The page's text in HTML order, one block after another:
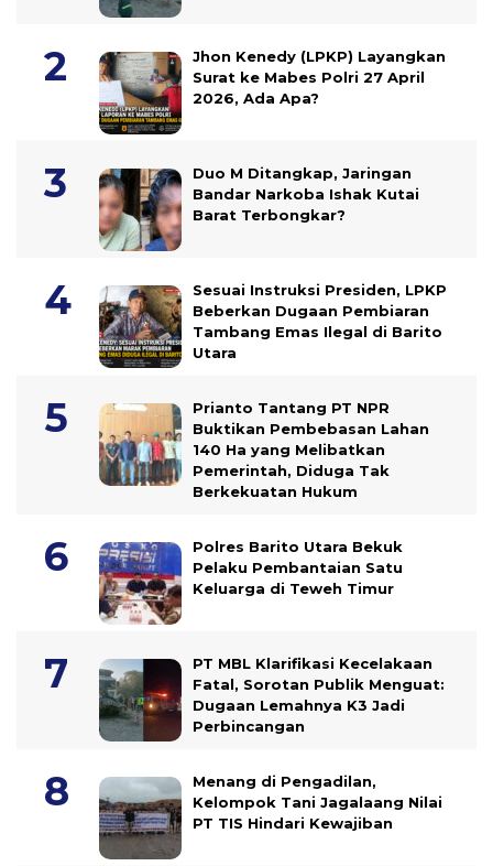
Jhon Kenedy (LPKP) Layangkan
Surat ke Mabes Polri 27 April
2026, Ada Apa?
Duo M Ditangkap, Jaringan
Bandar Narkoba Ishak Kutai
Barat Terbongkar?
Sesuai Instruksi Presiden, LPKP
Beberkan Dugaan Pembiaran
Tambang Emas Ilegal di Barito
Utara
Prianto Tantang PT NPR
Buktikan Pembebasan Lahan
140 Ha yang Melibatkan
Pemerintah, Diduga Tak
Berkekuatan Hukum
Polres Barito Utara Bekuk
Pelaku Pembantaian Satu
Keluarga di Teweh Timur
PT MBL Klarifikasi Kecelakaan
Fatal, Sorotan Publik Menguat:
Dugaan Lemahnya K3 Jadi
Perbincangan
Menang di Pengadilan,
Kelompok Tani Jagalaang Nilai
PT TIS Hindari Kewajiban